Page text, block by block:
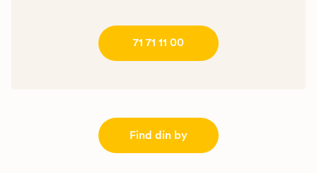
71 71 11 00
Find din by